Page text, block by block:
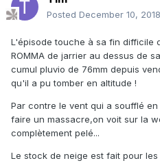
Posted December 10, 2018
L'épisode touche à sa fin difficile
ROMMA de jarrier au dessus de
cumul pluvio de 76mm depuis
qu'il a pu tomber en altitude !
Par contre le vent qui a soufflé
faire un massacre,on voit sur la
complètement pelé...
Le stock de neige est fait pour